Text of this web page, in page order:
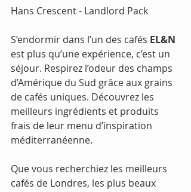
Hans Crescent - Landlord Pack
S’endormir dans l’un des cafés EL&N
est plus qu’une expérience, c’est un
séjour. Respirez l’odeur des champs
d’Amérique du Sud grâce aux grains
de cafés uniques. Découvrez les
meilleurs ingrédients et produits
frais de leur menu d’inspiration
méditerranéenne.
Que vous recherchiez les meilleurs
cafés de Londres, les plus beaux